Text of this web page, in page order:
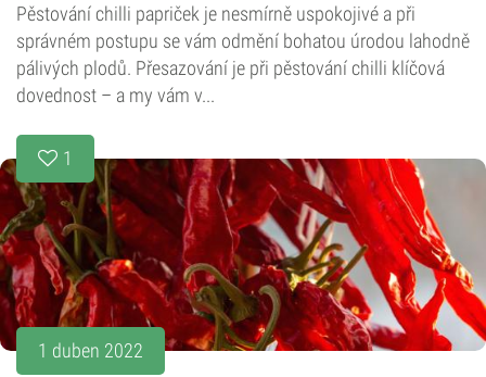
Pěstování chilli papriček je nesmírně uspokojivé a při
správném postupu se vám odmění bohatou úrodou lahodně
pálivých plodů. Přesazování je při pěstování chilli klíčová
dovednost – a my vám v...
1
1 duben 2022